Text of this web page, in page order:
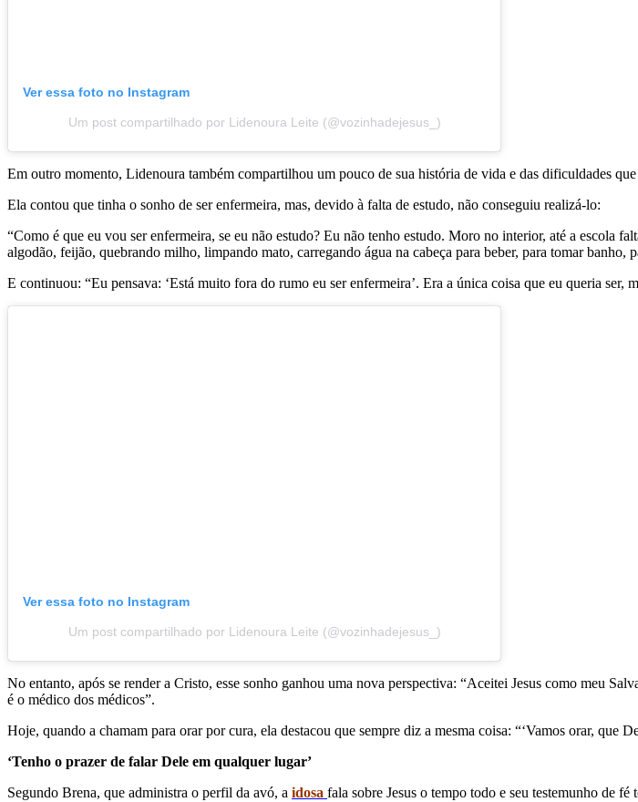
Ver essa foto no Instagram
Um post compartilhado por Lidenoura Leite (@vozinhadejesus_)
Em outro momento, Lidenoura também compartilhou um pouco de sua história de vida e das dificuldades
Ela contou que tinha o sonho de ser enfermeira, mas, devido à falta de estudo, não conseguiu realizá-lo:
“Como é que eu vou ser enfermeira, se eu não estudo? Eu não tenho estudo. Moro no interior, até a escola
algodão, feijão, quebrando milho, limpando mato, carregando água na cabeça para beber, para tomar banho,
E continuou: “Eu pensava: ‘Está muito fora do rumo eu ser enfermeira’. Era a única coisa que eu queria ser,
Ver essa foto no Instagram
Um post compartilhado por Lidenoura Leite (@vozinhadejesus_)
No entanto, após se render a Cristo, esse sonho ganhou uma nova perspectiva: “Aceitei Jesus como meu
é o médico dos médicos”.
Hoje, quando a chamam para orar por cura, ela destacou que sempre diz a mesma coisa: “‘Vamos orar, que
‘Tenho o prazer de falar Dele em qualquer lugar’
Segundo Brena, que administra o perfil da avó, a idosa fala sobre Jesus o tempo todo e seu testemunho de fé